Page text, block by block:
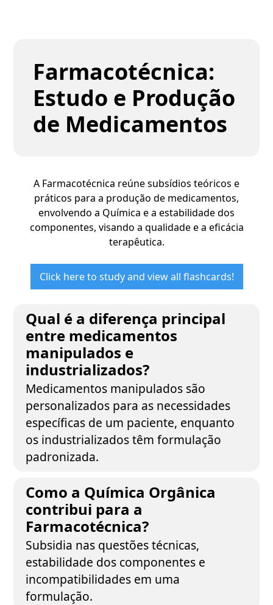
Farmacotécnica:
Estudo e Produção
de Medicamentos
A Farmacotécnica reúne subsídios teóricos e
práticos para a produção de medicamentos,
envolvendo a Química e a estabilidade dos
componentes, visando a qualidade e a eficácia
terapêutica.
Click here to study and view all flashcards!
Qual é a diferença principal
entre medicamentos
manipulados e
industrializados?
Medicamentos manipulados são
personalizados para as necessidades
específicas de um paciente, enquanto
os industrializados têm formulação
padronizada.
Como a Química Orgânica
contribui para a
Farmacotécnica?
Subsidia nas questões técnicas,
estabilidade dos componentes e
incompatibilidades em uma
formulação.